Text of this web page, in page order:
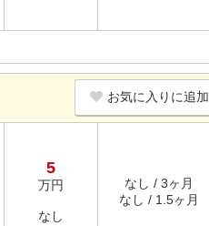
お気に入りに追加
5
万円
なし
なし / 3ヶ月
なし / 1.5ヶ月